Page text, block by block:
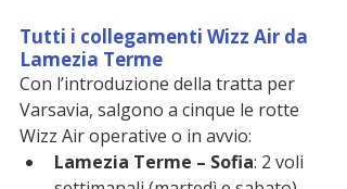
Tutti i collegamenti Wizz Air da
Lamezia Terme
Con l’introduzione della tratta per
Varsavia, salgono a cinque le rotte
Wizz Air operative o in avvio:
Lamezia Terme – Sofia: 2 voli